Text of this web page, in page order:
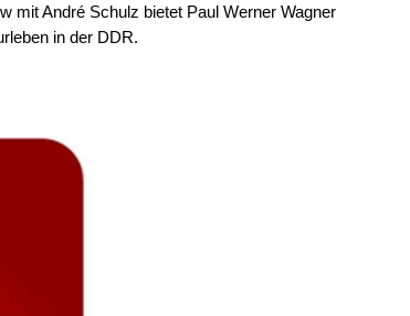
mit André Schulz bietet Paul Werner Wagner
in der DDR.